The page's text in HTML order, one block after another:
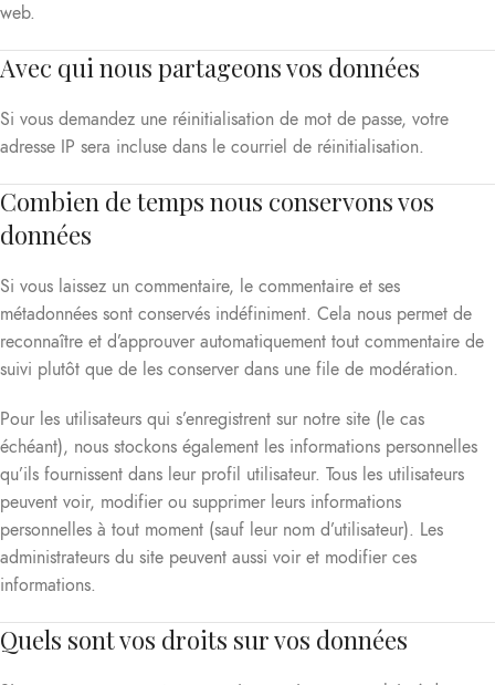
web.
Avec qui nous partageons vos données
Si vous demandez une réinitialisation de mot de passe, votre
adresse IP sera incluse dans le courriel de réinitialisation.
Combien de temps nous conservons vos
données
Si vous laissez un commentaire, le commentaire et ses
métadonnées sont conservés indéfiniment. Cela nous permet de
reconnaître et d’approuver automatiquement tout commentaire de
suivi plutôt que de les conserver dans une file de modération.
Pour les utilisateurs qui s’enregistrent sur notre site (le cas
échéant), nous stockons également les informations personnelles
qu’ils fournissent dans leur profil utilisateur. Tous les utilisateurs
peuvent voir, modifier ou supprimer leurs informations
personnelles à tout moment (sauf leur nom d’utilisateur). Les
administrateurs du site peuvent aussi voir et modifier ces
informations.
Quels sont vos droits sur vos données